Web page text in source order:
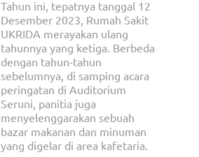
Tahun ini, tepatnya tanggal 12
Desember 2023, Rumah Sakit
UKRIDA merayakan ulang
tahunnya yang ketiga. Berbeda
dengan tahun-tahun
sebelumnya, di samping acara
peringatan di Auditorium
Seruni, panitia juga
menyelenggarakan sebuah
bazar makanan dan minuman
yang digelar di area kafetaria.